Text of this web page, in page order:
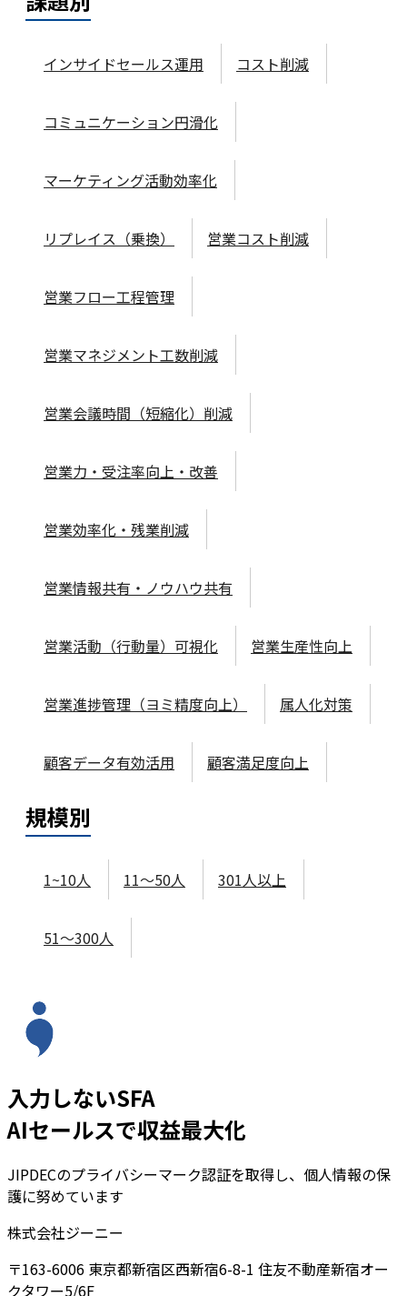
インサイドセールス運用 コスト削減
コミュニケーション円滑化
マーケティング活動効率化
リプレイス（乗換） 営業コスト削減
営業フロー工程管理
営業マネジメント工数削減
営業会議時間（短縮化）削減
営業力・受注率向上・改善
営業効率化・残業削減
営業情報共有・ノウハウ共有
営業活動（行動量）可視化 営業生産性向上
営業進捗管理（ヨミ精度向上） 属人化対策
顧客データ有効活用 顧客満足度向上
規模別
1~10人 11～50人 301人以上
51～300人
入力しないSFA
AIセールスで収益最大化
JIPDECのプライバシーマーク認証を取得し、個人情報の保
護に努めています
株式会社ジーニー
〒163-6006 東京都新宿区西新宿6-8-1 住友不動産新宿オー
クタワー5/6F